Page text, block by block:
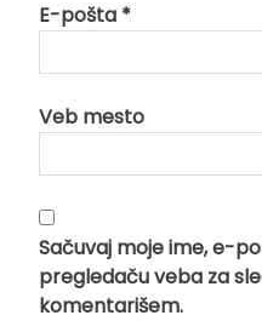
E-pošta *
Veb mesto
Sačuvaj moje ime, e-
pregledaču veba za
komentarišem.